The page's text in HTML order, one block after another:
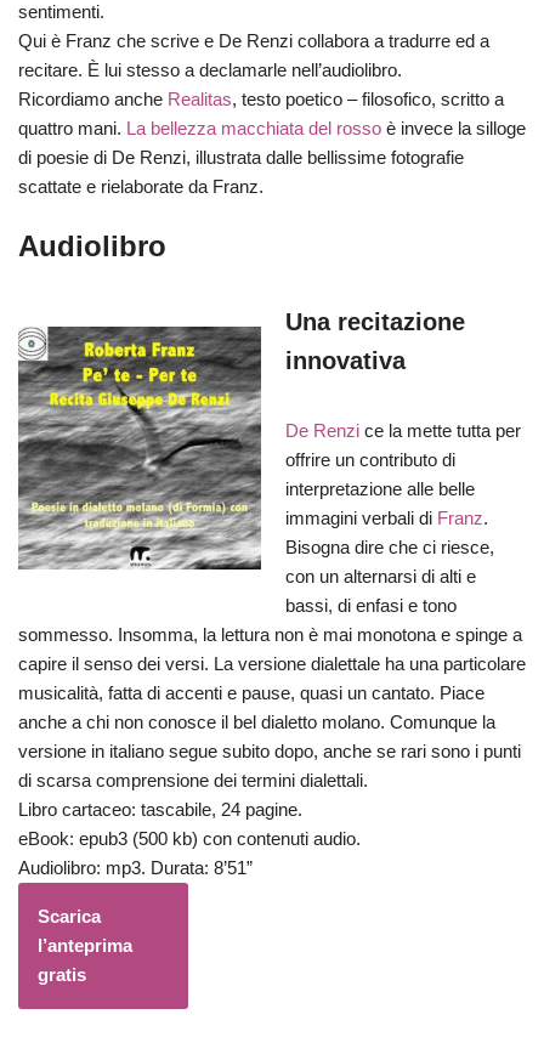
sentimenti.
Qui è Franz che scrive e De Renzi collabora a tradurre ed a
recitare. È lui stesso a declamarle nell’audiolibro.
Ricordiamo anche Realitas, testo poetico – filosofico, scritto a
quattro mani. La bellezza macchiata del rosso è invece la silloge
di poesie di De Renzi, illustrata dalle bellissime fotografie
scattate e rielaborate da Franz.
Audiolibro
Una recitazione
innovativa
De Renzi ce la mette tutta per
offrire un contributo di
interpretazione alle belle
immagini verbali di Franz.
Bisogna dire che ci riesce,
con un alternarsi di alti e
bassi, di enfasi e tono
sommesso. Insomma, la lettura non è mai monotona e spinge a
capire il senso dei versi. La versione dialettale ha una particolare
musicalità, fatta di accenti e pause, quasi un cantato. Piace
anche a chi non conosce il bel dialetto molano. Comunque la
versione in italiano segue subito dopo, anche se rari sono i punti
di scarsa comprensione dei termini dialettali.
Libro cartaceo: tascabile, 24 pagine.
eBook: epub3 (500 kb) con contenuti audio.
Audiolibro: mp3. Durata: 8’51”
Scarica
l’anteprima
gratis